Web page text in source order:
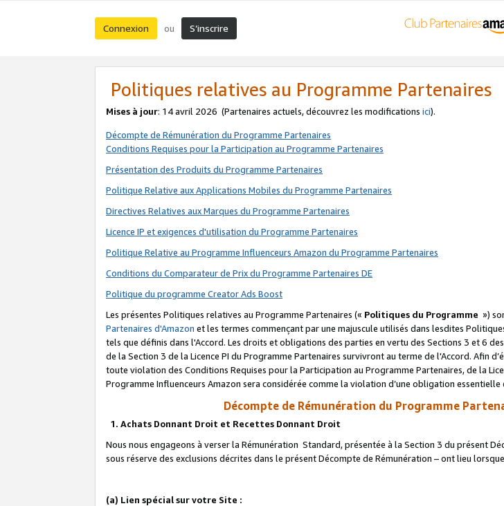
Connexion ou S’inscrire
Politiques relatives au Programme Partenaires
Mises à jour: 14 avril 2026 (Partenaires actuels, découvrez les modifications ici).
Décompte de Rémunération du Programme Partenaires
Conditions Requises pour la Participation au Programme Partenaires
Présentation des Produits du Programme Partenaires
Politique Relative aux Applications Mobiles du Programme Partenaires
Directives Relatives aux Marques du Programme Partenaires
Licence IP et exigences d'utilisation du Programme Partenaires
Politique Relative au Programme Influenceurs Amazon du Programme Partenaires
Conditions du Comparateur de Prix du Programme Partenaires DE
Politique du programme Creator Ads Boost
Les présentes Politiques relatives au Programme Partenaires (« Politiques du Programme »)
Partenaires d'Amazon et les termes commençant par une majuscule utilisés dans lesdites
tels que définis dans l'Accord. Les droits et obligations des parties en vertu des Sections 3 et 6
de la Section 3 de la Licence PI du Programme Partenaires survivront au terme de l'Accord. Afin
toute violation des Conditions Requises pour la Participation au Programme Partenaires, de la
Programme Influenceurs Amazon sera considérée comme la violation d’une obligation essentielle
Décompte de Rémunération du Programme
1. Achats Donnant Droit et Recettes Donnant Droit
Nous nous engageons à verser la Rémunération Standard, présentée à la Section 3 du présent
sous réserve des exclusions décrites dans le présent Décompte de Rémunération – ont lieu
(a) Lien spécial sur votre Site :